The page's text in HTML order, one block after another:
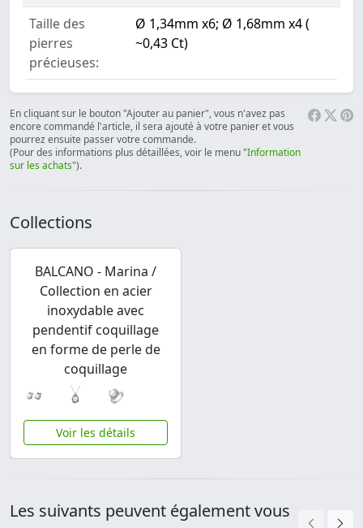
Taille des
pierres
précieuses:
Ø 1,34mm x6; Ø 1,68mm x4 (
~0,43 Ct)
En cliquant sur le bouton "Ajouter au panier", vous n'avez pas
encore commandé l'article, il sera ajouté à votre panier et vous
pourrez ensuite passer votre commande.
(Pour des informations plus détaillées, voir le menu "Information
sur les achats").
Collections
BALCANO - Marina /
Collection en acier
inoxydable avec
pendentif coquillage
en forme de perle de
coquillage
Voir les détails
Les suivants peuvent également vous